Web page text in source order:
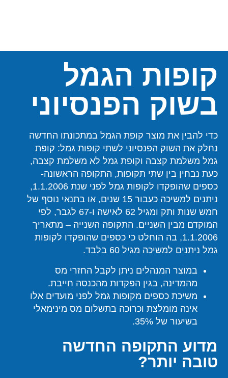
קופות הגמל
בשוק הפנסיוני
כדי להבין את מוצר קופת הגמל במתכונתו החדשה
נחלק את השוק הפנסיוני לשתי קופות גמל: קופת
גמל משלמת קצבה וקופת גמל לא משלמת קצבה,
כעת נבחין בין שתי תקופות, התקופה הראשונה-
כספים שהופקדו לקופות גמל לפני שנת 1.1.2006,
ניתנים למשיכה כעבור 15 שנים, או בתנאי נוסף של
חמש שנות ותק ומגיל 62 לאישה ו-67 לגבר, לפי
המוקדם מבין השניים. התקופה השנייה – מתאריך
1.1.2006, בה הוחלט כי כספים שהופקדו לקופות
גמל ניתנים למשיכה מגיל 60 בלבד.
במוצר המנהלים ניתן לקבל החזרי מס
מהמדינה, בגין הפקדות מהכנסה חייבת.
משיכת כספים מקופות גמל לפני מועדים אלו
אינה מומלצת וכרוכה בתשלום מס מינימאלי
בשיעור של 35%.
מדוע התקופה החדשה
טובה יותר?